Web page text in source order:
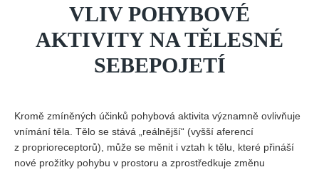
VLIV POHYBOVÉ
AKTIVITY NA TĚLESNÉ
SEBEPOJETÍ
Kromě zmíněných účinků pohybová aktivita významně ovlivňuje
vnímání těla. Tělo se stává „reálnější“ (vyšší aferencí
z proprioreceptorů), může se měnit i vztah k tělu, které přináší
nové prožitky pohybu v prostoru a zprostředkuje změnu